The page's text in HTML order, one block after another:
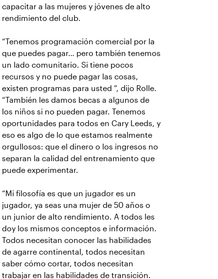
capacitar a las mujeres y jóvenes de alto
rendimiento del club.
“Tenemos programación comercial por la
que puedes pagar… pero también tenemos
un lado comunitario. Si tiene pocos
recursos y no puede pagar las cosas,
existen programas para usted ”, dijo Rolle.
“También les damos becas a algunos de
los niños si no pueden pagar. Tenemos
oportunidades para todos en Cary Leeds, y
eso es algo de lo que estamos realmente
orgullosos: que el dinero o los ingresos no
separan la calidad del entrenamiento que
puede experimentar.
“Mi filosofía es que un jugador es un
jugador, ya seas una mujer de 50 años o
un junior de alto rendimiento. A todos les
doy los mismos conceptos e información.
Todos necesitan conocer las habilidades
de agarre continental, todos necesitan
saber cómo cortar, todos necesitan
trabajar en las habilidades de transición.